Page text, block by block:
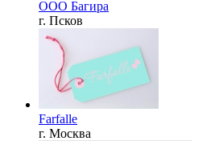
ООО Багира
г. Псков
Farfalle
г. Москва